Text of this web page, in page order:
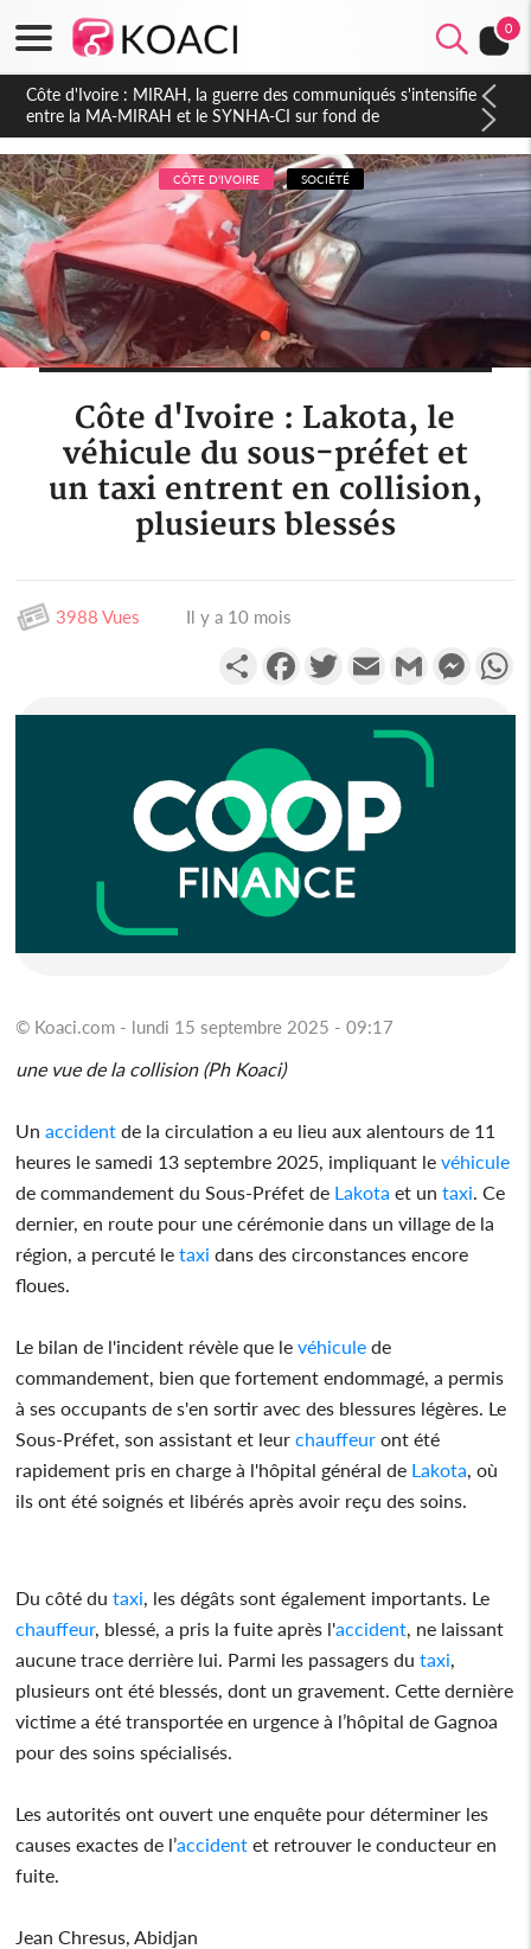
0
Côte d'Ivoire : Indépendance 2026, Thiam plaide pour un
environnement démocratique plus apaisé
CÔTE D'IVOIRE SOCIÉTÉ
Côte d'Ivoire : Lakota, le
véhicule du sous-préfet et
un taxi entrent en collision,
plusieurs blessés
3988 Vues Il y a 10 mois
PartagerFacebookTwitterEmail Gmail
© Koaci.com - lundi 15 septembre 2025 - 09:17
une vue de la collision (Ph Koaci)
Unaccident de la circulation a eu lieu aux alentours de 11
heures le samedi 13 septembre 2025, impliquant levéhicule
de commandement du Sous-Préfet de Lakota et untaxi . Ce
dernier, en route pour une cérémonie dans un village de la
région, a percuté letaxi dans des circonstances encore
floues.
Le bilan de l'incident révèle que levéhicule de
commandement, bien que fortement endommagé, a permis
à ses occupants de s'en sortir avec des blessures légères. Le
Sous-Préfet, son assistant et leurchauffeur ont été
rapidement pris en charge à l'hôpital général de Lakota , où
ils ont été soignés et libérés après avoir reçu des soins.
Du côté dutaxi , les dégâts sont également importants. Le
chauffeur, blessé, a pris la fuite après l'accident , ne laissant
aucune trace derrière lui. Parmi les passagers dutaxi
plusieurs ont été blessés, dont un gravement. Cette dernière
victime a été transportée en urgence à l’hôpital de Gagnoa
pour des soins spécialisés.
Les autorités ont ouvert une enquête pour déterminer les
causes exactes de l’accident et retrouver le conducteur en
fuite.
Jean Chresus, Abidjan